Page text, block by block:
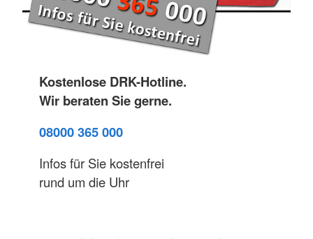
Kostenlose DRK-Hotline.
Wir beraten Sie gerne.
08000 365 000
Infos für Sie kostenfrei
rund um die Uhr